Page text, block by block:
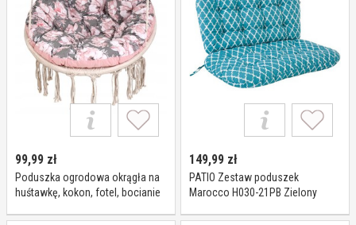
99,99 zł
Poduszka ogrodowa okrągła na
huśtawkę, kokon, fotel, bocianie
149,99 zł
PATIO Zestaw poduszek
Marocco H030-21PB Zielony